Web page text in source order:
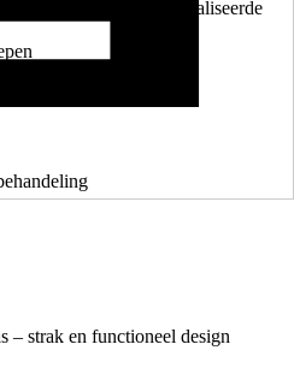
bij onze gespecialiseerde
SoftOpen)
– strak en functioneel design